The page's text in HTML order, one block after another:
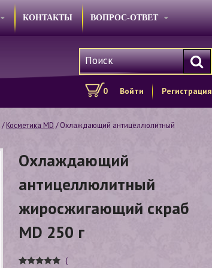
КОНТАКТЫ ВОПРОС-ОТВЕТ
0 Войти Регистрация
/Косметика МD / Охлаждающий антицеллюлитный
Охлаждающий
антицеллюлитный
жиросжигающий скраб
МD 250 г
(